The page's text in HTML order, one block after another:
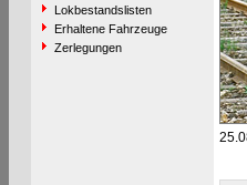
Lokbestandslisten
Erhaltene Fahrzeuge
Zerlegungen